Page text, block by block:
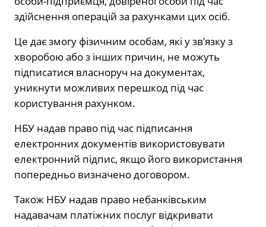
здійснення операцій за рахунками цих осіб.
Це дає змогу фізичним особам, які у зв’язку з
хворобою або з інших причин, не можуть
підписатися власноруч на документах,
уникнути можливих перешкод під час
користування рахунком.
НБУ надав право під час підписання
електронних документів використовувати
електронний підпис, якщо його використання
попередньо визначено договором.
Також НБУ надав право небанківським
надавачам платіжних послуг відкривати